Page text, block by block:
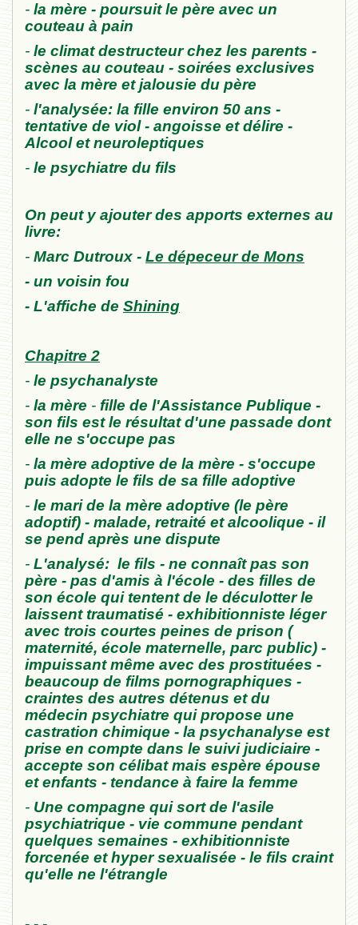
- la mère - poursuit le père avec un
couteau à pain
- le climat destructeurchez les parents -
scènes au couteau - soirées exclusives
avec la mère etjalousie du père
- l'analysée: la fille environ 50 ans -
tentative de viol - angoisse et délire -
Alcool et neuroleptiques
- le psychiatre du fils
On peut y ajouter des apports externes au
livre:
- Marc Dutroux - Le dépeceur de Mons
- un voisin fou
- L'affiche de Shining
Chapitre 2
- le psychanalyste
- la mère - fille de l'Assistance Publique -
son fils est le résultat d'une passade dont
elle ne s'occupe pas
- la mère adoptive de la mère - s'occupe
puis adopte le fils de sa fille adoptive
- le maride la mère adoptive (le père
adoptif) - malade, retraité et alcoolique - il
se pend après une dispute
- L'analysé: le fils - ne connaît pas son
père - pas d'amis à l'école - des filles de
son école qui tentent de le déculotter le
laissenttraumatisé - exhibitionniste léger
avec trois courtes peines de prison (
maternité, école maternelle, parc public) -
impuissant même avec des prostituées -
beaucoup de films pornographiques -
craintes des autres détenus et du
médecin psychiatre qui propose une
castration chimique - la psychanalyse est
prise en compte dans le suivi judiciaire -
accepte son célibat mais espère épouse
et enfants - tendance à faire la femme
- Une compagne qui sort de l'asile
psychiatrique - vie commune pendant
quelques semaines - exhibitionniste
forcenée et hypersexualisée - le fils craint
qu'elle ne l'étrangle